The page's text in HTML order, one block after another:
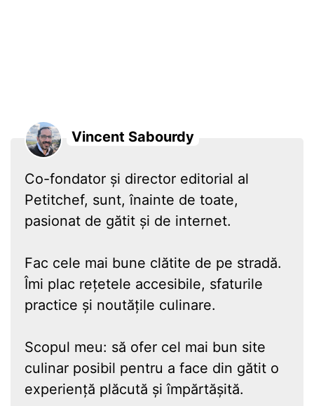
Vincent Sabourdy
Co-fondator și director editorial al
Petitchef, sunt, înainte de toate,
pasionat de gătit și de internet.
Fac cele mai bune clătite de pe stradă.
Îmi plac rețetele accesibile, sfaturile
practice și noutățile culinare.
Scopul meu: să ofer cel mai bun site
culinar posibil pentru a face din gătit o
experiență plăcută și împărtășită.